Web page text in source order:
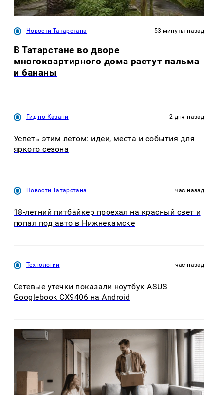
Новости Татарстана 53 минуты назад
В Татарстане во дворе
многоквартирного дома растут пальма
и бананы
Гид по Казани 2 дня назад
Успеть этим летом: идеи, места и события для
яркого сезона
Новости Татарстана час назад
18-летний питбайкер проехал на красный свет и
попал под авто в Нижнекамске
Технологии час назад
Сетевые утечки показали ноутбук ASUS
Googlebook CX9406 на Android